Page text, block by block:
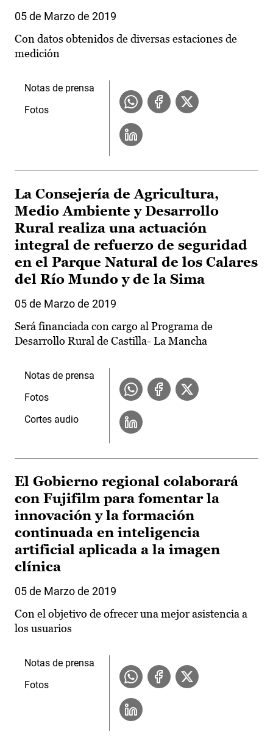
05 de Marzo de 2019
Con datos obtenidos de diversas estaciones de
medición
Notas de prensa
Fotos
La Consejería de Agricultura,
Medio Ambiente y Desarrollo
Rural realiza una actuación
integral de refuerzo de seguridad
en el Parque Natural de los Calares
del Río Mundo y de la Sima
05 de Marzo de 2019
Será financiada con cargo al Programa de
Desarrollo Rural de Castilla- La Mancha
Notas de prensa
Fotos
Cortes audio
El Gobierno regional colaborará
con Fujifilm para fomentar la
innovación y la formación
continuada en inteligencia
artificial aplicada a la imagen
clínica
05 de Marzo de 2019
Con el objetivo de ofrecer una mejor asistencia a
los usuarios
Notas de prensa
Fotos